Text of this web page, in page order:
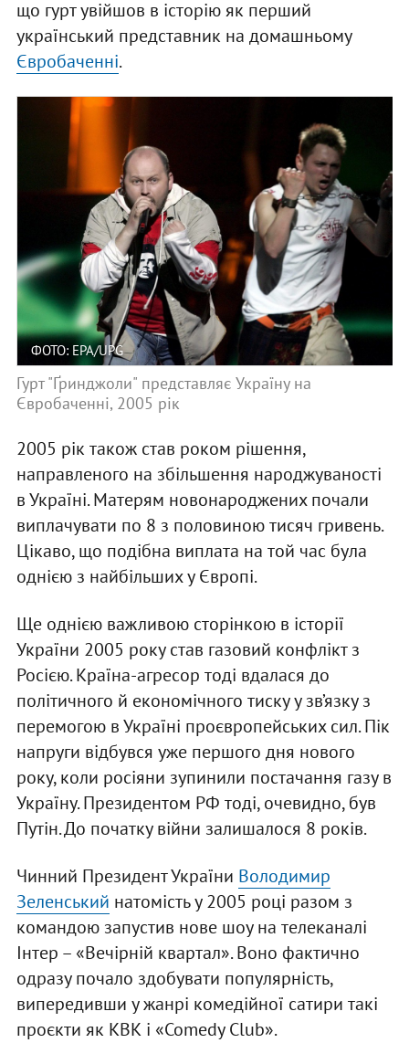
що гурт увійшов в історію як перший
український представник на домашньому
Євробаченні.
ФОТО: EPA/UPG
Гурт "Ґринджоли" представляє Україну на
Євробаченні, 2005 рік
2005 рік також став роком рішення,
направленого на збільшення народжуваності
в Україні. Матерям новонароджених почали
виплачувати по 8 з половиною тисяч гривень.
Цікаво, що подібна виплата на той час була
однією з найбільших у Європі.
Ще однією важливою сторінкою в історії
України 2005 року став газовий конфлікт з
Росією. Країна-агресор тоді вдалася до
політичного й економічного тиску у зв’язку з
перемогою в Україні проєвропейських сил. Пік
напруги відбувся уже першого дня нового
року, коли росіяни зупинили постачання газу в
Україну. Президентом РФ тоді, очевидно, був
Путін. До початку війни залишалося 8 років.
Чинний Президент України Володимир
Зеленський натомість у 2005 році разом з
командою запустив нове шоу на телеканалі
Інтер – «Вечірній квартал». Воно фактично
одразу почало здобувати популярність,
випередивши у жанрі комедійної сатири такі
проєкти як КВК і «Comedy Club».